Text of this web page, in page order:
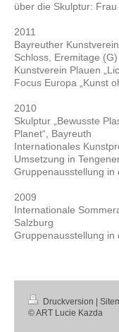
über die Skulptur:
2011
Bayreuther
Schloss, Eremitage (G)
Kunstverein Plauen
Focus Europa „Kunst
2010
Skulptur „Bewusste
Planet“, Bayreuth
Internationales
Umsetzung in
Gruppenausstellung in
2009
Internationale
Salzburg
Gruppenausstellung in
Druckversion
© ART Lucie Kazda